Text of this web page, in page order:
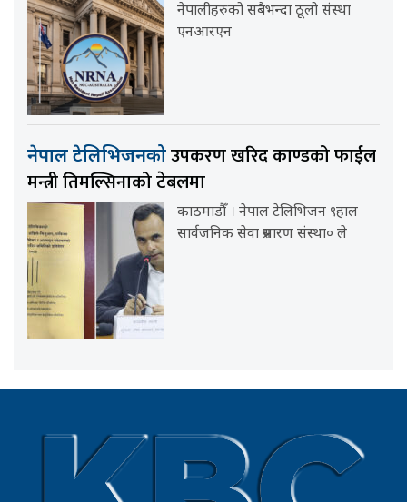
नेपालीहरुको सबैभन्दा ठूलो संस्था
एनआरएन
नेपाल टेलिभिजनकोउपकरण खरिद काण्डको फाईल
मन्त्री तिमल्सिनाको टेबलमा
काठमाडौँ । नेपाल टेलिभिजन ९हाल
सार्वजनिक सेवा प्रसारण संस्था० ले